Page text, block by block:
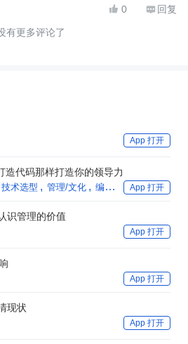
 0  回复
有更多评论了
App 打开
造代码那样打造你的领导力
技术选型 管理/文化 编程语言 汽车
App 打开
识管理的价值
App 打开
App 打开
现状
App 打开